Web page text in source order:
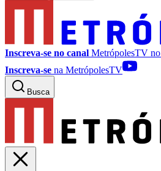
Inscreva-se no canal MetrópolesTV no
Inscreva-se na MetrópolesTV
Busca